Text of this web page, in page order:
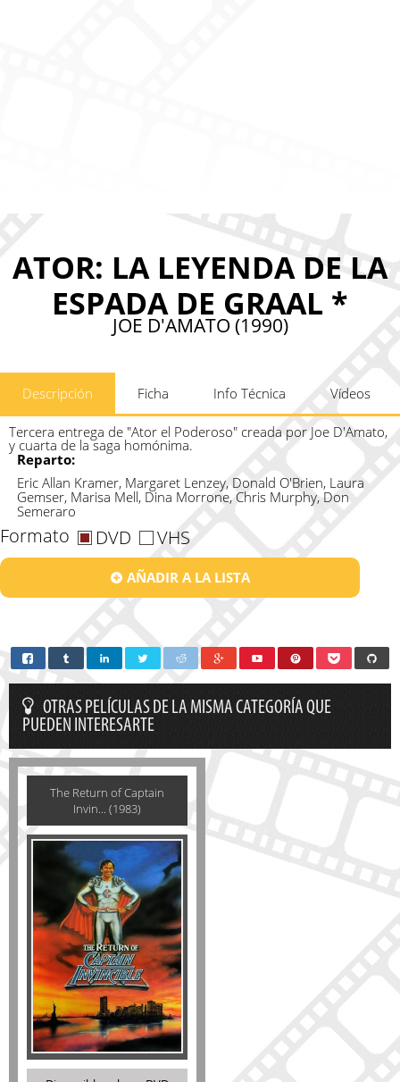
ATOR: LA LEYENDA DE LA
ESPADA DE GRAAL *
JOE D'AMATO (1990)
Descripción Ficha Info Técnica Vídeos
Tercera entrega de "Ator el Poderoso" creada por Joe D'Amato,
y cuarta de la saga homónima.
Reparto:
Eric Allan Kramer, Margaret Lenzey, Donald O'Brien, Laura
Gemser, Marisa Mell, Dina Morrone, Chris Murphy, Don
Semeraro
Formato DVD VHS
AÑADIR A LA LISTA
OTRAS PELÍCULAS DE LA MISMA CATEGORÍA QUE
PUEDEN INTERESARTE
The Return of Captain
Invin... (1983)